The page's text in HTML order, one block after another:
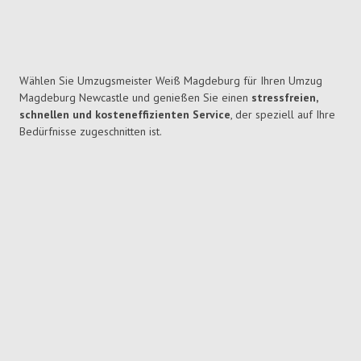
Wählen Sie Umzugsmeister Weiß Magdeburg für Ihren Umzug
Magdeburg Newcastle und genießen Sie einen stressfreien,
schnellen und kosteneffizienten Service, der speziell auf Ihre
Bedürfnisse zugeschnitten ist.